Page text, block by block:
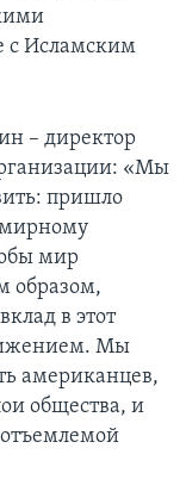
с Исламским
– директор
«Мы
пришло
мирному
мир
образом,
в этот
Мы
американцев,
общества, и